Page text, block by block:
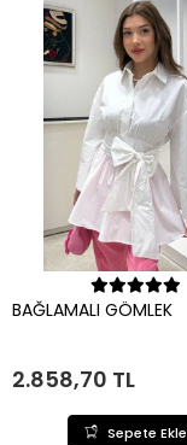
Sepete Ekle
BAĞLAMALI GÖMLEK
2.858,70 TL
Sepete Ekle